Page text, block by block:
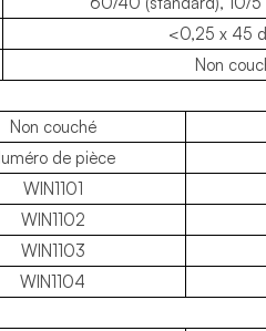
<0,25 x 45
Non
Non couché
de pièce
WIN1101
WIN1102
WIN1103
WIN1104